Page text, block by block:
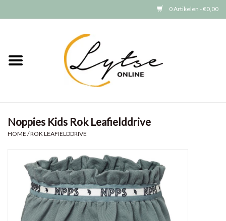
0 Artikelen - €0,00
Meisjes
Merken
GRATIS VERZENDEN (vanaf EUR
Noppies Kids Rok Leafielddrive
HOME /ROK LEAFIELDDRIVE